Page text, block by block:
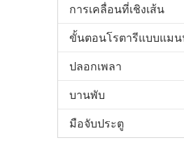
การเคลื่อนที่เชิงเส้น
ขั้นตอนโรตารีแบบแม
ปลอกเพลา
บานพับ
มือจับประตู